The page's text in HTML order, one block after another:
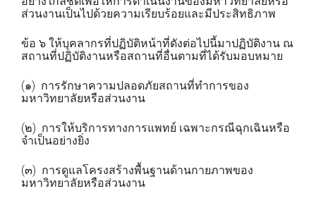
ส่วนงานเป็นไปด้วยความเรียบร้อยและมีประสิทธิภาพ
ข้อ ๖ ให้บุคลากรที่ปฏิบัติหน้าที่ดังต่อไปนี้มาปฏิบัติงาน ณ
สถานที่ปฏิบัติงานหรือสถานที่อื่นตามที่ได้รับมอบหมาย
(๑) การรักษาความปลอดภัยสถานที่ทำการของ
มหาวิทยาลัยหรือส่วนงาน
(๒) การให้บริการทางการแพทย์ เฉพาะกรณีฉุกเฉินหรือ
จำเป็นอย่างยิ่ง
(๓) การดูแลโครงสร้างพื้นฐานด้านกายภาพของ
มหาวิทยาลัยหรือส่วนงาน